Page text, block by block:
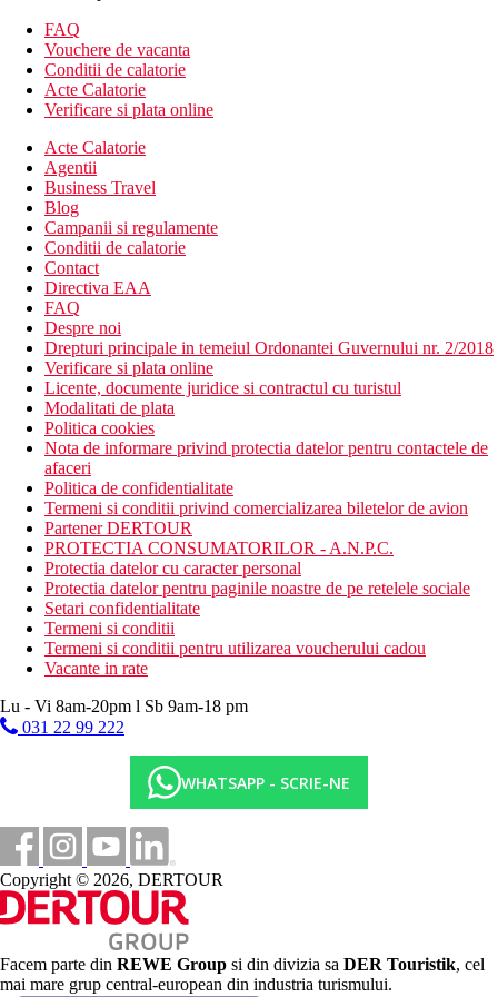
aceleasi dotari ca mai sus):
Camera single, vedere la gradina
Camera dubla, vedere la piscina
Camera single, vedere la piscina
Camera single, vedere la mare
Camera dubla Superior, vedere la gradina: spatioasa
Camera dubla Superior, vedere la piscina: spatioasa
si dus
Camera de familie, vedere la gradina: 2 camere separate
prin usa
Descrierea hotelului
Hotelul dispune de:
hol de intrare cu receptie
restaurant principal
restaurante à la carte (specific oriental, italian, indian) -
gratuit 1 data pe sejur fiecare, rezervare necesara
restaurant à la carte (specific asiatic) - gratuit 1 data pe
sejur, rezervare necesara, unele preparate contra cost
lobby bar
bar langa piscina
bar pe plaja
5 piscine (2 dintre piscine sunt incalzite in sezonul de
iarna)
sezlonguri, umbrele si prosoape gratuite
aquapark
mini-club
loc de joaca pentru copii
magazine
(gratuit)
plaja cu nisip si intrare lina in mare
sezlonguri, umbrele si prosoape gratuite
bar pe plaja
Activitati gratuite
aquapark
sala de fitness
tenis de masa
darts (sageti)
boccia
volei pe plaja
FAQ
Vouchere de vacanta
Conditii de calatorie
Acte Calatorie
Verificare si plata online
Acte Calatorie
Agentii
Business Travel
Blog
Campanii si regulamente
Conditii de calatorie
Contact
Directiva EAA
FAQ
Despre noi
Drepturi principale in temeiul Ordonantei Guvernului nr. 2/2018
Verificare si plata online
Licente, documente juridice si contractul cu turistul
Modalitati de plata
Politica cookies
Nota de informare privind protectia datelor pentru contactele de
afaceri
Politica de confidentialitate
Termeni si conditii privind comercializarea biletelor de avion
Partener DERTOUR
PROTECTIA CONSUMATORILOR - A.N.P.C.
Protectia datelor cu caracter personal
Protectia datelor pentru paginile noastre de pe retelele sociale
Setari confidentialitate
Termeni si conditii
Termeni si conditii pentru utilizarea voucherului cadou
Vacante in rate
Lu - Vi 8am-20pm l Sb 9am-18 pm
031 22 99 222
WHATSAPP - SCRIE-NE
Copyright © 2026, DERTOUR
Facem parte din REWE Group si din divizia sa DER Touristik, cel
mai mare grup central-european din industria turismului.